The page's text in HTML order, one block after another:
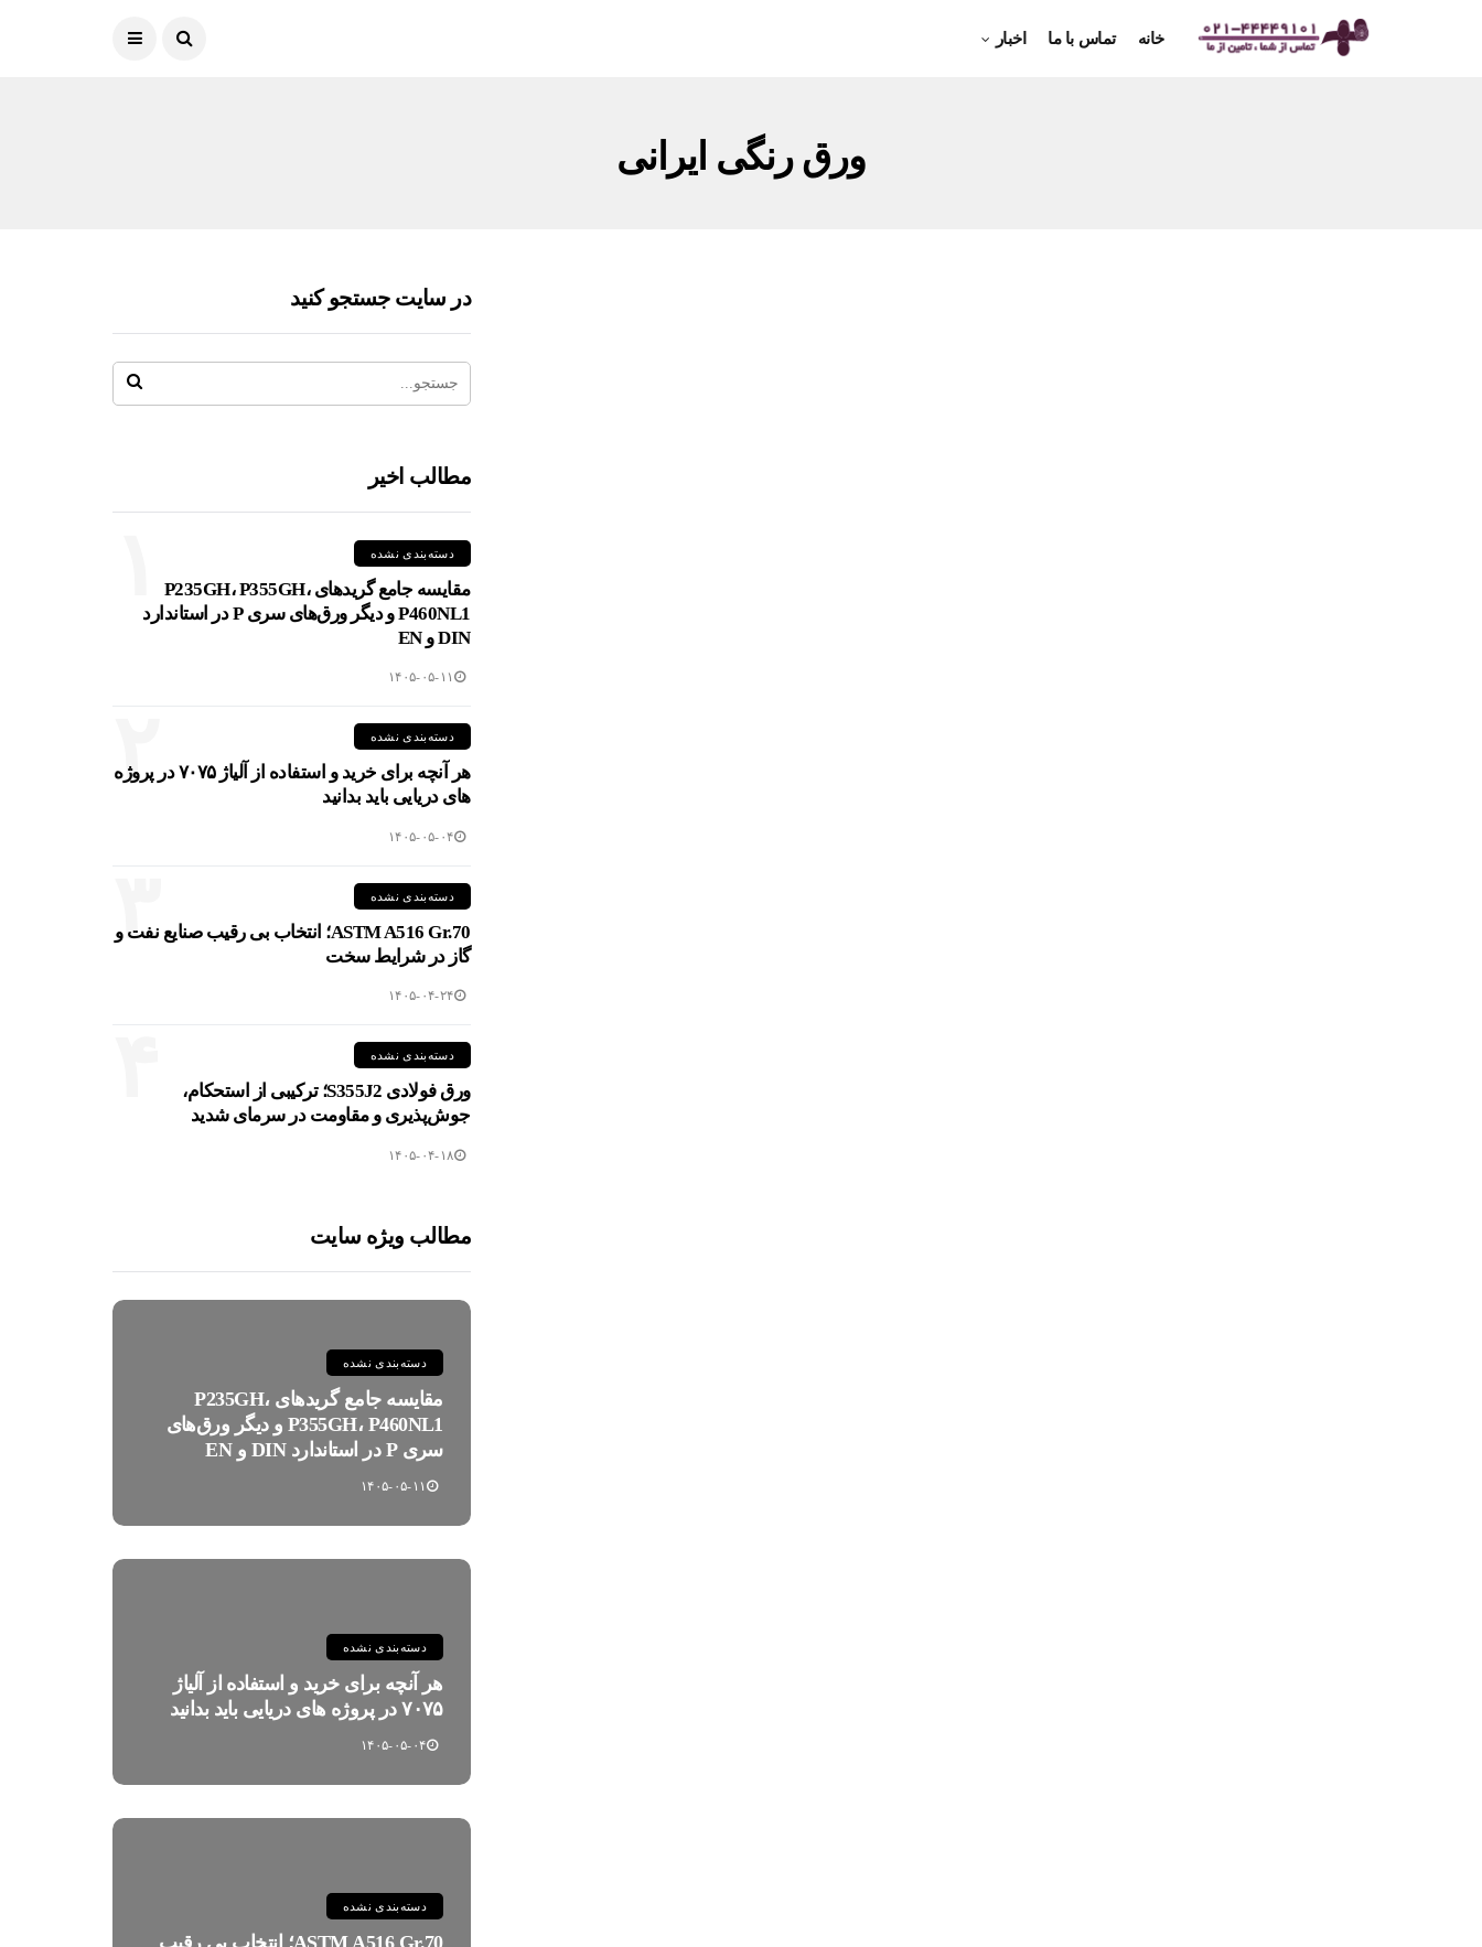
خانه تماس با ما اخبار
ورق رنگی ایرانی
در سایت جستجو کنید
مطالب اخیر
دسته‌بندی نشده
مقایسه جامع گریدهای P235GH، P355GH،
P460NL1 و دیگر ورق‌های سری P در استاندارد
DIN و EN
۱۴۰۵-۰۵-۱۱
۲ دسته‌بندی نشده
هر آنچه برای خرید و استفاده از آلیاژ ۷۰۷۵ در پروژه
های دریایی باید بدانید
۱۴۰۵-۰۵-۰۴
۳ دسته‌بندی نشده
ASTM A516 Gr.70؛ انتخاب بی رقیب صنایع نفت و
گاز در شرایط سخت
۱۴۰۵-۰۴-۲۴
دسته‌بندی نشده
ورق فولادی S355J2؛ ترکیبی از استحکام،
جوش‌پذیری و مقاومت در سرمای شدید
۱۴۰۵-۰۴-۱۸
مطالب ویژه سایت
دسته‌بندی نشده
مقایسه جامع گریدهای P235GH،
P355GH، P460NL1 و دیگر ورق‌های
سری P در استاندارد DIN و EN
۱۴۰۵-۰۵-۱۱
دسته‌بندی نشده
هر آنچه برای خرید و استفاده از آلیاژ
۷۰۷۵ در پروژه های دریایی باید بدانید
۱۴۰۵-۰۵-۰۴
دسته‌بندی نشده
ASTM A516 Gr.70؛ انتخاب بی رقیب